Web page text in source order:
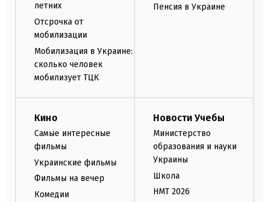
летних
Отсрочка от
мобилизации
Мобилизация в Украине:
сколько человек
мобилизует ТЦК
Пенсия в Украине
Кино
Самые интересные
фильмы
Украинские фильмы
Фильмы на вечер
Комедии
Новости Учебы
Министерство
образования и науки
Украины
Школа
НМТ 2026